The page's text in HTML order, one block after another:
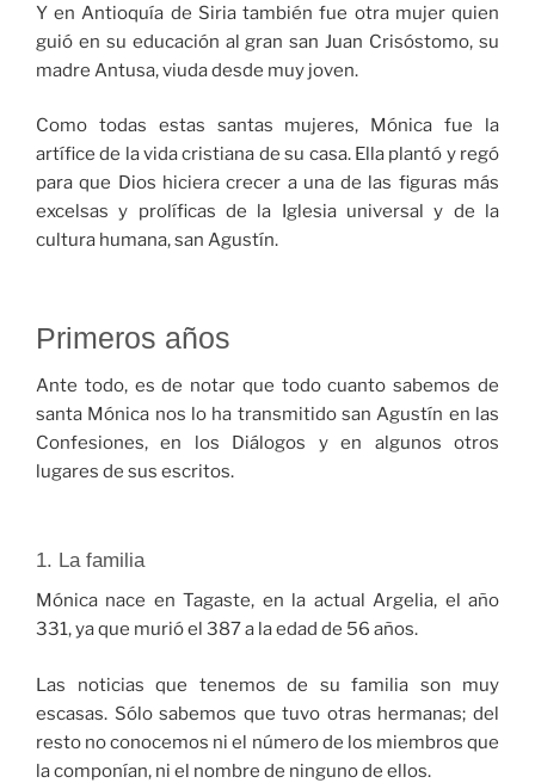
Y en Antioquía de Siria también fue otra mujer quien
guió en su educación al gran san Juan Crisóstomo, su
madre Antusa, viuda desde muy joven.
Como todas estas santas mujeres, Mónica fue la
artífice de la vida cristiana de su casa. Ella plantó y regó
para que Dios hiciera crecer a una de las figuras más
excelsas y prolíficas de la Iglesia universal y de la
cultura humana, san Agustín.
Primeros años
Ante todo, es de notar que todo cuanto sabemos de
santa Mónica nos lo ha transmitido san Agustín en las
Confesiones, en los Diálogos y en algunos otros
lugares de sus escritos.
1. La familia
Mónica nace en Tagaste, en la actual Argelia, el año
331, ya que murió el 387 a la edad de 56 años.
Las noticias que tenemos de su familia son muy
escasas. Sólo sabemos que tuvo otras hermanas; del
resto no conocemos ni el número de los miembros que
la componían, ni el nombre de ninguno de ellos.